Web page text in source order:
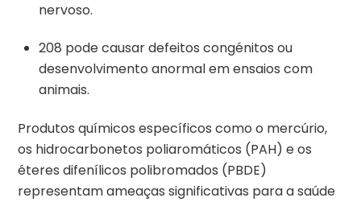
nervoso.
208 pode causar defeitos congénitos ou
desenvolvimento anormal em ensaios com
animais.
Produtos químicos específicos como o mercúrio,
os hidrocarbonetos poliaromáticos (PAH) e os
éteres difenílicos polibromados (PBDE)
representam ameaças significativas para a saúde